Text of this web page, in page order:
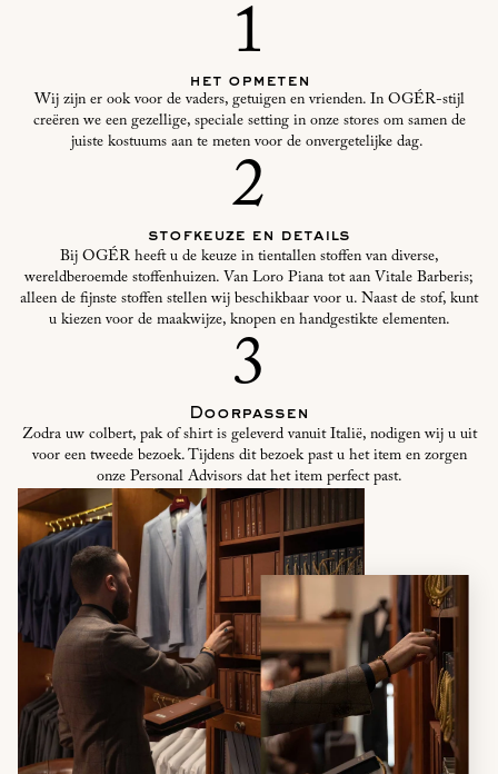
1
het opmeten
Wij zijn er ook voor de vaders, getuigen en vrienden. In OGÉR-stijl
creëren we een gezellige, speciale setting in onze stores om samen de
juiste kostuums aan te meten voor de onvergetelijke dag.
2
stofkeuze en details
Bij OGÉR heeft u de keuze in tientallen stoffen van diverse,
wereldberoemde stoffenhuizen. Van Loro Piana tot aan Vitale Barberis;
alleen de fijnste stoffen stellen wij beschikbaar voor u. Naast de stof, kunt
u kiezen voor de maakwijze, knopen en handgestikte elementen.
3
Doorpassen
Zodra uw colbert, pak of shirt is geleverd vanuit Italië, nodigen wij u uit
voor een tweede bezoek. Tijdens dit bezoek past u het item en zorgen
onze Personal Advisors dat het item perfect past.